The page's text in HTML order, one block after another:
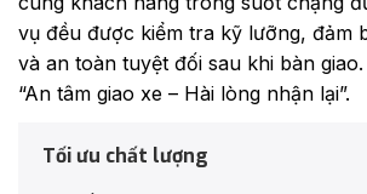
và an toàn tuyệt đối sau khi bàn giao.
“An tâm giao xe – Hài lòng nhận lại”.
Bắt bệnh chính xác